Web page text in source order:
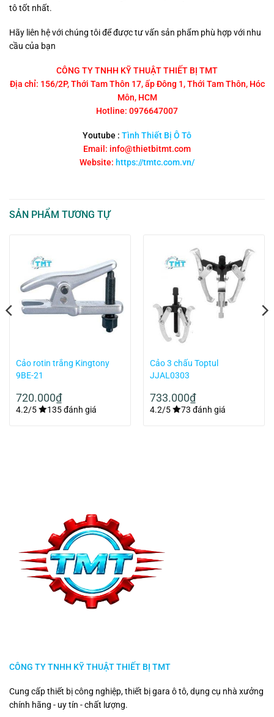
tô tốt nhất.
Hãy liên hệ với chúng tôi để được tư vấn sản phẩm phù hợp với nhu
cầu của bạn
CÔNG TY TNHH KỸ THUẬT THIẾT BỊ TMT
Địa chỉ: 156/2P, Thới Tam Thôn 17, ấp Đông 1, Thới Tam Thôn, Hóc
Môn, HCM
Hotline: 0976647007
Youtube : Tình Thiết Bị Ô Tô
Email: info@thietbitmt.com
Website: https://tmtc.com.vn/
SẢN PHẨM TƯƠNG TỰ
Cảo rotin trắng Kingtony
9BE-21
720.000₫
4.2/5 135 đánh giá
Cảo 3 chấu Toptul
JJAL0303
733.000₫
4.2/5 73 đánh giá
CÔNG TY TNHH KỸ THUẬT THIẾT BỊ TMT
Cung cấp thiết bị công nghiệp, thiết bị gara ô tô, dụng cụ nhà xưởng
chính hãng - uy tín - chất lượng.